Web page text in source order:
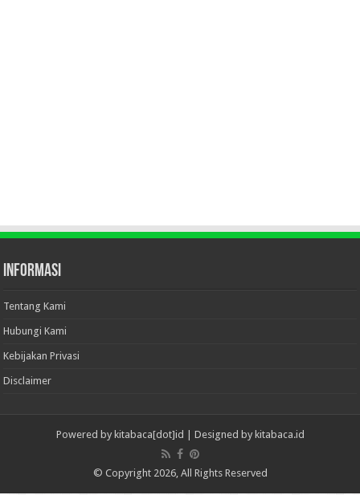
Informasi
Tentang Kami
Hubungi Kami
Kebijakan Privasi
Disclaimer
Powered by kitabaca[dot]id | Designed by kitabaca.id
© Copyright 2026, All Rights Reserved